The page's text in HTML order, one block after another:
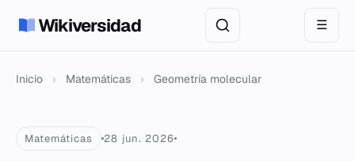
Wikiversidad ☰
Inicio › Matemáticas › Geometría molecular
Matemáticas 28 jun. 2026